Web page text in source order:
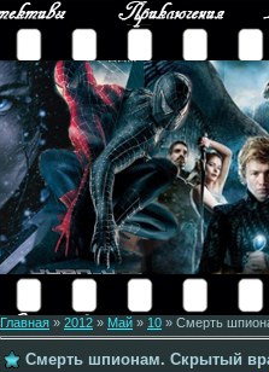
Главная » 2012 » Май » 10 » Смерть
Смерть шпионам. Скрытый